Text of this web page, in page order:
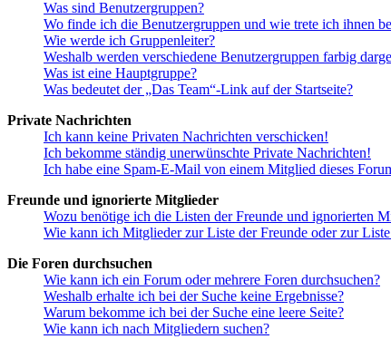
Was sind Benutzergruppen?
Wo finde ich die Benutzergruppen und wie trete ich ihnen
Wie werde ich Gruppenleiter?
Weshalb werden verschiedene Benutzergruppen farbig
Was ist eine Hauptgruppe?
Was bedeutet der „Das Team“-Link auf der Startseite?
Private Nachrichten
Ich kann keine Privaten Nachrichten verschicken!
Ich bekomme ständig unerwünschte Private Nachrichten!
Ich habe eine Spam-E-Mail von einem Mitglied dieses
Freunde und ignorierte Mitglieder
Wozu benötige ich die Listen der Freunde und ignorierten
Wie kann ich Mitglieder zur Liste der Freunde oder zur
Die Foren durchsuchen
Wie kann ich ein Forum oder mehrere Foren durchsuchen?
Weshalb erhalte ich bei der Suche keine Ergebnisse?
Warum bekomme ich bei der Suche eine leere Seite?
Wie kann ich nach Mitgliedern suchen?